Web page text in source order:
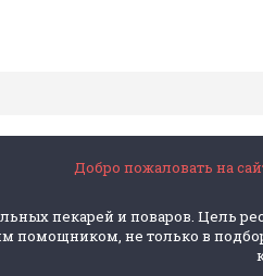
Добро пожаловать на
пекарей и поваров. Цель
помощником, не только в